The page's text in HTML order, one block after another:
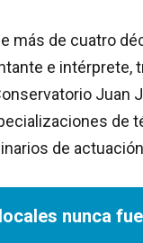
más de cuatro
e intérprete,
Juan
de
de
nunca